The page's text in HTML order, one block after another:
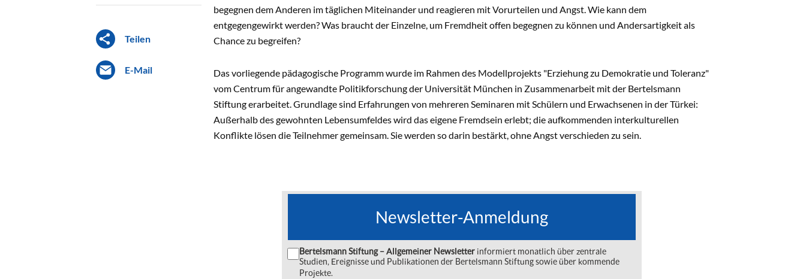
Teilen
E-Mail
begegnen dem Anderen im täglichen Miteinander und reagieren mit Vorurteilen und Angst. Wie kann dem
entgegengewirkt werden? Was braucht der Einzelne, um Fremdheit offen begegnen zu können und Andersartigkeit als
Chance zu begreifen?
Das vorliegende pädagogische Programm wurde im Rahmen des Modellprojekts "Erziehung zu Demokratie und Toleranz"
vom Centrum für angewandte Politikforschung der Universität München in Zusammenarbeit mit der Bertelsmann
Stiftung erarbeitet. Grundlage sind Erfahrungen von mehreren Seminaren mit Schülern und Erwachsenen in der Türkei:
Außerhalb des gewohnten Lebensumfeldes wird das eigene Fremdsein erlebt; die aufkommenden interkulturellen
Konflikte lösen die Teilnehmer gemeinsam. Sie werden so darin bestärkt, ohne Angst verschieden zu sein.
Newsletter-Anmeldung
Bertelsmann Stiftung – Allgemeiner Newsletter informiert monatlich über zentrale
Studien, Ereignisse und Publikationen der Bertelsmann Stiftung sowie über kommende
Projekte.